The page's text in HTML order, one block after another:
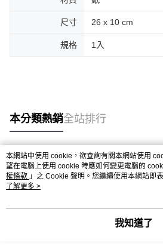
客戶支援中心」https://
「AFTEE先享後付」，若未經同意申辦者引起
任。
時審查核予不同之上限額度；若仍有額度不足
請求用戶進行身份認證。
５．嚴禁一人註冊多個帳號或使用他人資訊註
恩沛科技股份有限公司將有權停止該用戶之使
每筆NT$70，滿NT$599(含以上)免運費
宅配-台灣本島
每筆NT$100，滿NT$599(含以上)免運費
宅配-離島
每筆NT$200
尺寸 26 x 10 cm
規格 1入
本分類熱銷全站排行
熱門標籤
本網站中使用 cookie，欲查詢有關本網站使用
望在電腦上使用 cookie 時應如何變更電腦的
權條款 」之 Cookie 聲明。您繼續使用本網站即
用條款之 Cookie 聲明使用 cookie。
了解更多 >
我知道了